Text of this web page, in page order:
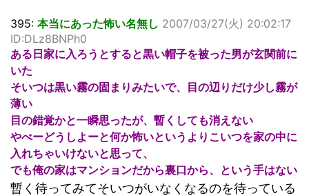
395: 本当にあった怖い名無し 2007/03/27(火) 20:02:17
ID:DLz8BNPh0
ある日家に入ろうとすると黒い帽子を被った男が玄関前に
いた
そいつは黒い霧の固まりみたいで、目の辺りだけ少し霧が
薄い
目の錯覚かと一瞬思ったが、暫くしても消えない
やべーどうしよーと何か怖いというよりこいつを家の中に
入れちゃいけないと思って、
でも俺の家はマンションだから裏口から、という手はない
暫く待ってみてそいつがいなくなるのを待っている